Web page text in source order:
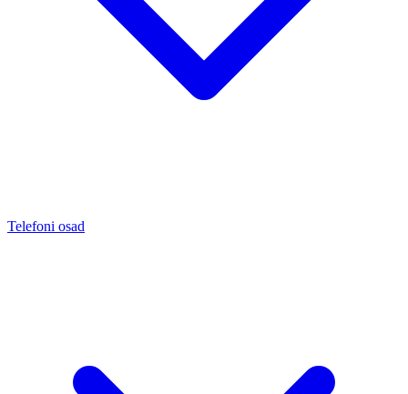
Telefoni osad